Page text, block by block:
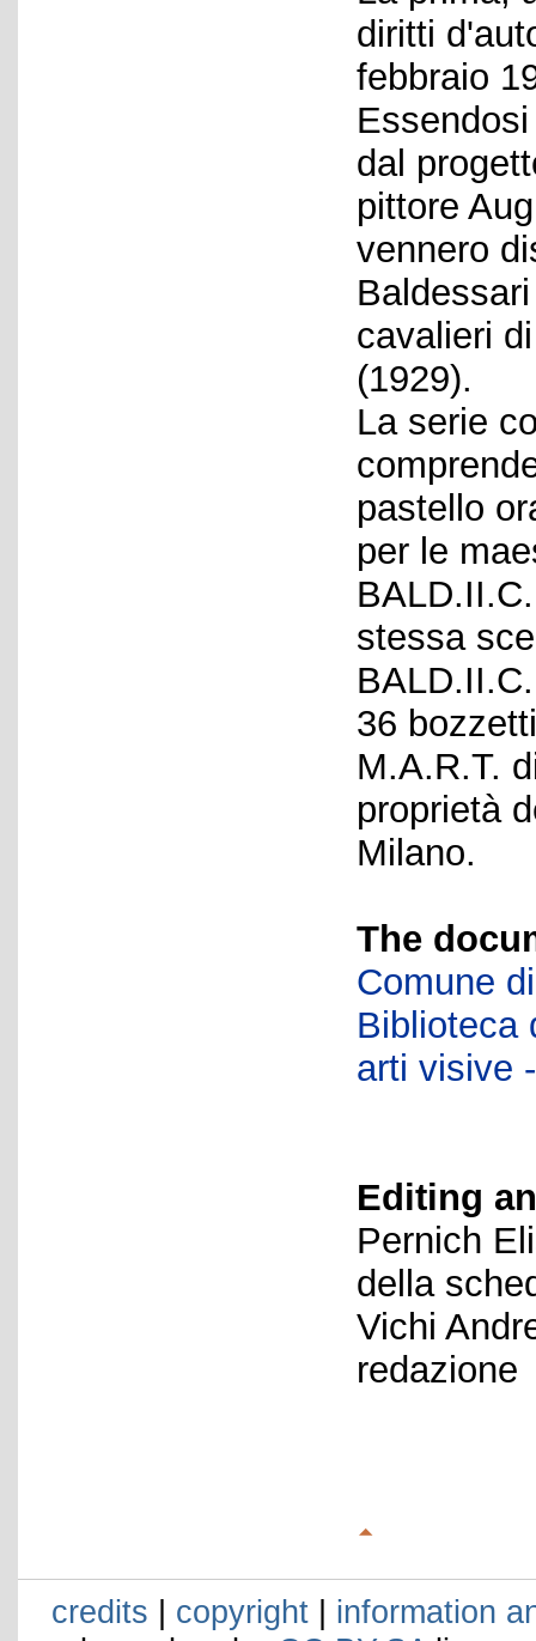
diritti
febbraio
dal
pittore
vennero
cavalieri
(1929).
La serie
pastello
per le
stessa
36
M.A.R.T.
proprietà
Milano.
The
Comune
Biblioteca
arti visive
Editing
Pernich
della
Vichi
redazione
credits | copyright | information